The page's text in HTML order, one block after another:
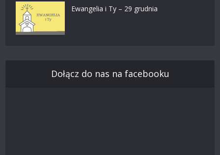
Ewangelia i Ty – 29 grudnia
Dołącz do nas na facebooku